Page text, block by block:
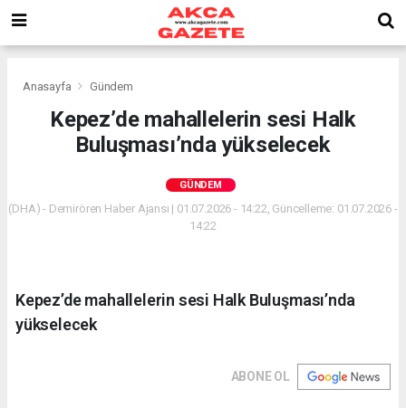
Anasayfa Gündem
Kepez’de mahallelerin sesi Halk
Buluşması’nda yükselecek
GÜNDEM
(DHA) - Demirören Haber Ajansı | 01.07.2026 - 14:22, Güncelleme: 01.07.2026 -
14:22
Kepez’de mahallelerin sesi Halk Buluşması’nda
yükselecek
ABONE OL